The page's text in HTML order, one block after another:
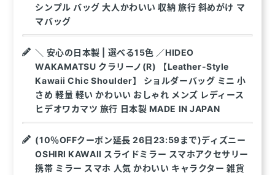
シンプル バッグ 大人かわいい 収納 旅行 斜めがけ マ
マバッグ
＼ 安心の日本製 | 選べる15色 ／HIDEO
WAKAMATSU クラリーノ(R) 【Leather-Style
Kawaii Chic Shoulder】 ショルダーバッグ ミニ 小
さめ 軽量 軽い かわいい おしゃれ メンズ レディース
ヒデオワカマツ 旅行 日本製 MADE IN JAPAN
(10％OFFクーポン延長 26日23:59まで)ディズニー
OSHIRI KAWAII スライドミラー スマホアクセサリー
携帯 ミラー スマホ 人気 かわいい キャラクター 雑貨